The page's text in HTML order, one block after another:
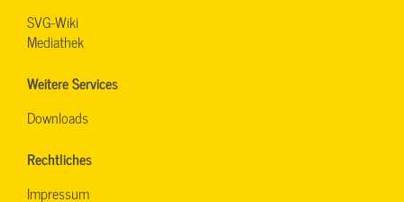
SVG-Wiki
Mediathek
Weitere Services
Downloads
Rechtliches
Impressum